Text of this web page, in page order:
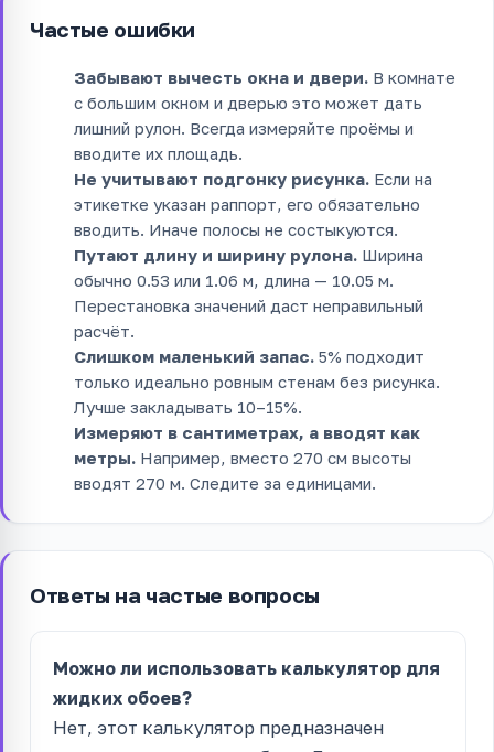
Частые ошибки
Забывают вычесть окна и двери. В комнате
с большим окном и дверью это может дать
лишний рулон. Всегда измеряйте проёмы и
вводите их площадь.
Не учитывают подгонку рисунка. Если на
этикетке указан раппорт, его обязательно
вводить. Иначе полосы не состыкуются.
Путают длину и ширину рулона. Ширина
обычно 0.53 или 1.06 м, длина — 10.05 м.
Перестановка значений даст неправильный
расчёт.
Слишком маленький запас. 5% подходит
только идеально ровным стенам без рисунка.
Лучше закладывать 10–15%.
Измеряют в сантиметрах, а вводят как
метры. Например, вместо 270 см высоты
вводят 270 м. Следите за единицами.
Ответы на частые вопросы
Можно ли использовать калькулятор для
жидких обоев?
Нет, этот калькулятор предназначен